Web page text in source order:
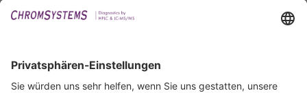
IFU anfordern